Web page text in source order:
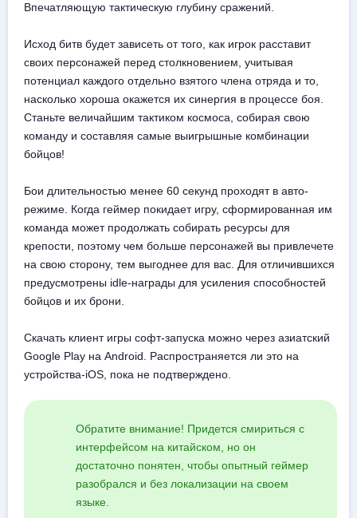
Впечатляющую тактическую глубину сражений.
Исход битв будет зависеть от того, как игрок расставит
своих персонажей перед столкновением, учитывая
потенциал каждого отдельно взятого члена отряда и то,
насколько хороша окажется их синергия в процессе боя.
Станьте величайшим тактиком космоса, собирая свою
команду и составляя самые выигрышные комбинации
бойцов!
Бои длительностью менее 60 секунд проходят в авто-
режиме. Когда геймер покидает игру, сформированная им
команда может продолжать собирать ресурсы для
крепости, поэтому чем больше персонажей вы привлечете
на свою сторону, тем выгоднее для вас. Для отличившихся
предусмотрены idle-награды для усиления способностей
бойцов и их брони.
Скачать клиент игры софт-запуска можно через азиатский
Google Play на Android. Распространяется ли это на
устройства-iOS, пока не подтверждено.
Обратите внимание! Придется смириться с
интерфейсом на китайском, но он
достаточно понятен, чтобы опытный геймер
разобрался и без локализации на своем
языке.